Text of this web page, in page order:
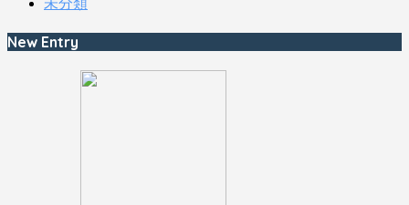
New Entry